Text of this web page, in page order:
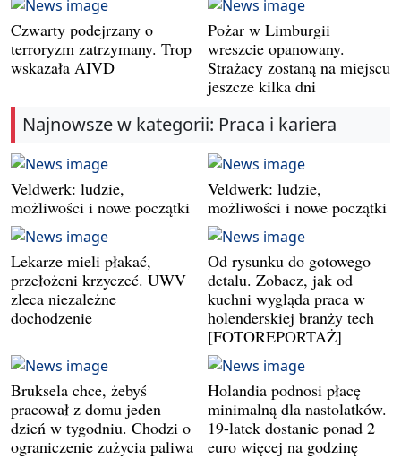
Czwarty podejrzany o
terroryzm zatrzymany. Trop
wskazała AIVD
Pożar w Limburgii
wreszcie opanowany.
Strażacy zostaną na miejscu
jeszcze kilka dni
Najnowsze w kategorii: Praca i kariera
Veldwerk: ludzie,
możliwości i nowe początki
Veldwerk: ludzie,
możliwości i nowe początki
Lekarze mieli płakać,
przełożeni krzyczeć. UWV
zleca niezależne
dochodzenie
Od rysunku do gotowego
detalu. Zobacz, jak od
kuchni wygląda praca w
holenderskiej branży tech
[FOTOREPORTAŻ]
Bruksela chce, żebyś
pracował z domu jeden
dzień w tygodniu. Chodzi o
ograniczenie zużycia paliwa
Holandia podnosi płacę
minimalną dla nastolatków.
19-latek dostanie ponad 2
euro więcej na godzinę